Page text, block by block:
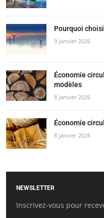
Pourquoi
9 janvier 2026
Économie
modèles
8 janvier 2026
Économie
8 janvier 2026
NEWSLETTER
Inscrivez-vous pour